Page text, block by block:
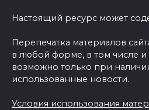
Настоящий ресурс может
Перепечатка материалов
в любой форме, в том числе
возможно только при
использованные новости.
Условия использования